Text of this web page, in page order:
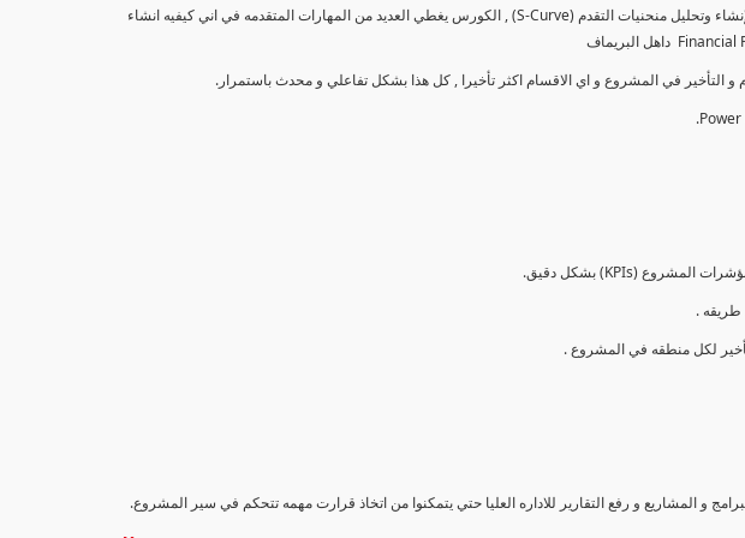
تهدف هذه الدورة إلى تزويد المشاركين بالمهارات والمعرفة اللازمة لإنشاء وتحليل منحنيات التقدم (S-Curve) , الكورس يغطي العديد من المهارات المتقدمه في اني كيفيه انشاء
و المشاريع و رفع التقارير للاداره العليا حتي يتمكنوا من اتخاذ قرارت مهمه تتحكم في سير المشروع.